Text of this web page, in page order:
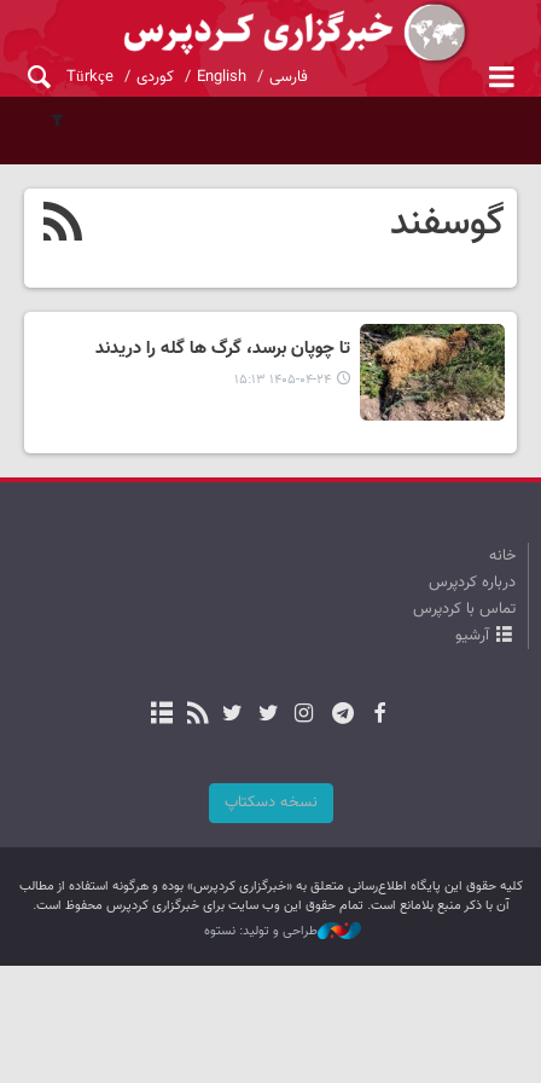
فارسی English کوردی Türkçe
گوسفند
تا چوپان برسد، گرگ ها گله را دریدند
۱۴۰۵-۰۴-۲۴ ۱۵:۱۳
خانه
درباره کردپرس
تماس با کردپرس
آرشیو
نسخه دسکتاپ
کليه حقوق اين پایگاه اطلاع‌رسانی متعلق به «خبرگزاری کردپرس» بوده و هرگونه استفاده از مطالب
آن با ذکر منبع بلامانع است. تمام حقوق این وب سایت برای خبرگزاری کردپرس محفوظ است.
طراحی و تولید: نستوه